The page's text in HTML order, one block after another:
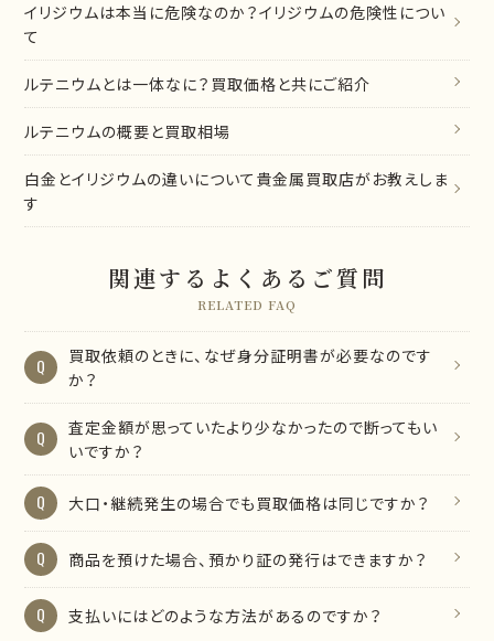
イリジウムは本当に危険なのか？イリジウムの危険性につい
て
ルテニウムとは一体なに？買取価格と共にご紹介
ルテニウムの概要と買取相場
白金とイリジウムの違いについて貴金属買取店がお教えしま
す
関連するよくあるご質問
RELATED FAQ
買取依頼のときに、なぜ身分証明書が必要なのです
か？
査定金額が思っていたより少なかったので断ってもい
いですか？
大口・継続発生の場合でも買取価格は同じですか？
商品を預けた場合、預かり証の発行はできますか？
支払いにはどのような方法があるのですか？